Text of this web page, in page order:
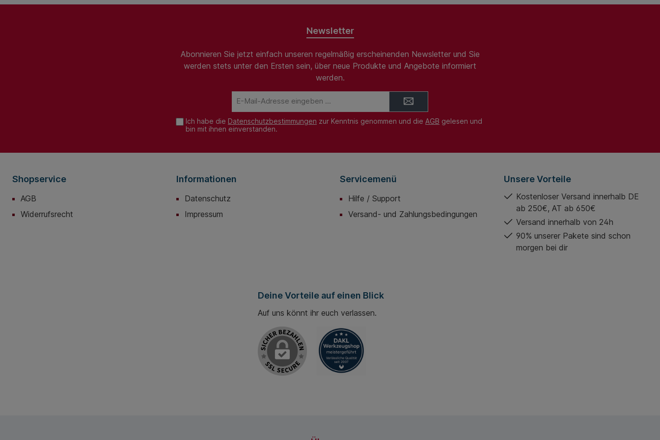
Newsletter
Abonnieren Sie jetzt einfach unseren regelmäßig erscheinenden Newsletter und Sie
werden stets unter den Ersten sein, über neue Produkte und Angebote informiert
werden.
Mail-
Adresse*
Ich habe die Datenschutzbestimmungen zur Kenntnis genommen und die AGB gelesen und
bin mit ihnen einverstanden.
Shopservice
AGB
Widerrufsrecht
Informationen
Datenschutz
Impressum
Servicemenü
Hilfe / Support
Versand- und Zahlungsbedingungen
Unsere Vorteile
Kostenloser Versand innerhalb DE
ab 250€, AT ab 650€
Versand innerhalb von 24h
90% unserer Pakete sind schon
morgen bei dir
Deine Vorteile auf einen Blick
Auf uns könnt ihr euch verlassen.